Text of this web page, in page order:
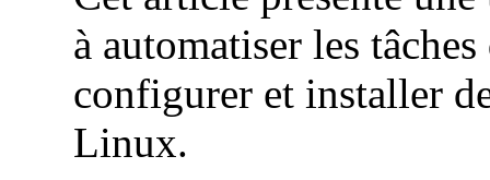
à automatiser les
configurer et installer
Linux.